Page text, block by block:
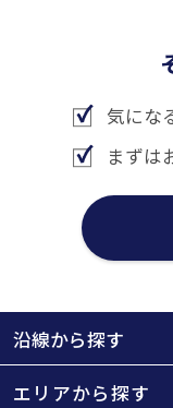
気にな
まずは
沿線から探す
エリアから探す